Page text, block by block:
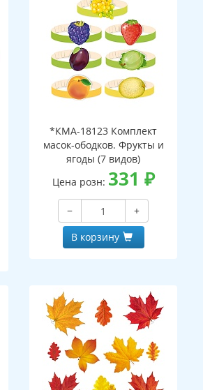
*КМА-18123 Комплект
масок-ободков. Фрукты и
ягоды (7 видов)
Цена розн: 331 ₽
−
+
В корзину